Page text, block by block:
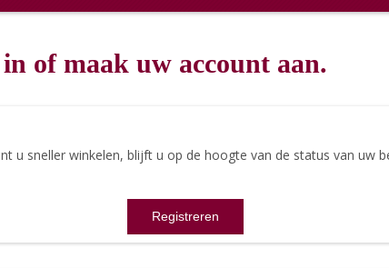
of maak uw account aan.
u sneller winkelen, blijft u op de hoogte van de status van uw